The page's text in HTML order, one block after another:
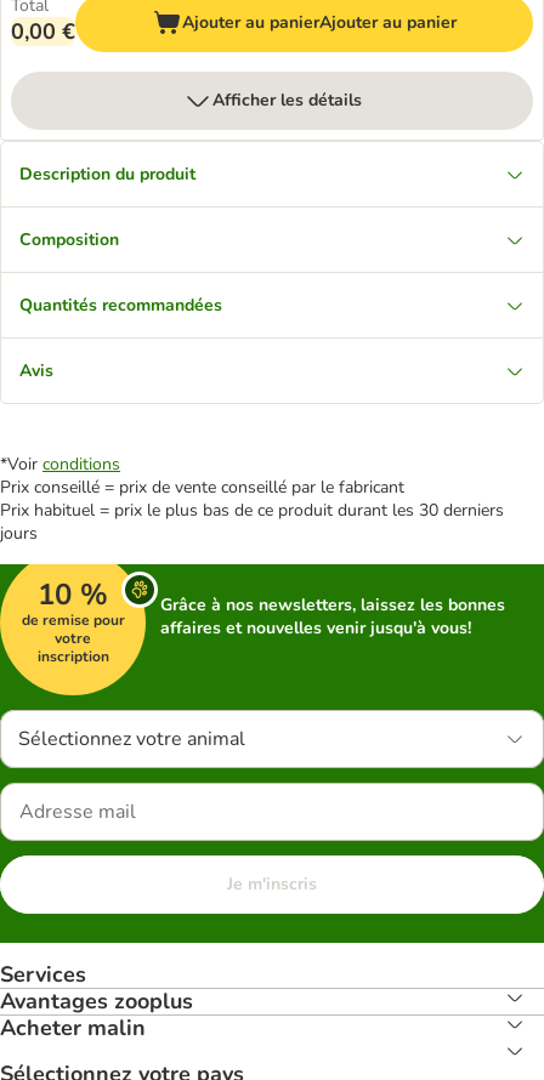
Total
0,00 € Ajouter au panierAjouter au panier
Afficher les détails
Description du produit
Composition
Quantités recommandées
Avis
*Voir conditions
Prix conseillé = prix de vente conseillé par le fabricant
Prix habituel = prix le plus bas de ce produit durant les 30 derniers
jours
10 %
de remise pour
votre
inscription
Grâce à nos newsletters, laissez les bonnes
affaires et nouvelles venir jusqu'à vous!
Sélectionnez votre animal
Je m'inscris
Services
Avantages zooplus
Acheter malin
Sélectionnez votre pays